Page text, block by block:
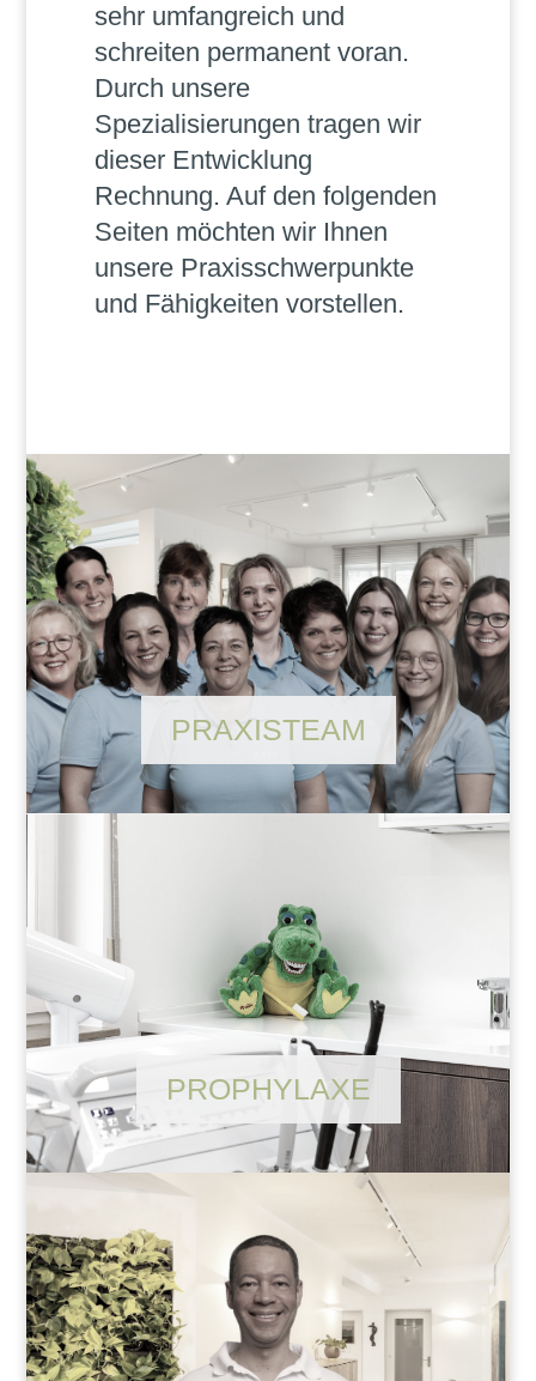
sehr umfangreich und
schreiten permanent voran.
Durch unsere
Spezialisierungen tragen wir
dieser Entwicklung
Rechnung. Auf den folgenden
Seiten möchten wir Ihnen
unsere Praxisschwerpunkte
und Fähigkeiten vorstellen.
PRAXISTEAM
PROPHYLAXE